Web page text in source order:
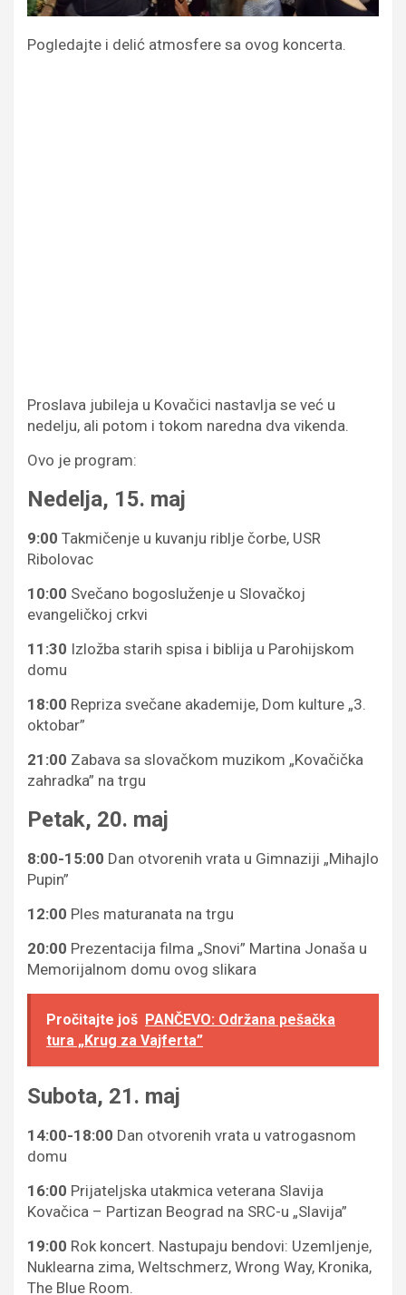
Pogledajte i delić atmosfere sa ovog koncerta.
Proslava jubileja u Kovačici nastavlja se već u
nedelju, ali potom i tokom naredna dva vikenda.
Ovo je program:
Nedelja, 15. maj
9:00 Takmičenje u kuvanju riblje čorbe, USR
Ribolovac
10:00 Svečano bogosluženje u Slovačkoj
evangeličkoj crkvi
11:30 Izložba starih spisa i biblija u Parohijskom
domu
18:00 Repriza svečane akademije, Dom kulture „3.
oktobar”
21:00 Zabava sa slovačkom muzikom „Kovačička
zahradka” na trgu
Petak, 20. maj
8:00-15:00 Dan otvorenih vrata u Gimnaziji „Mihajlo
Pupin”
12:00 Ples maturanata na trgu
20:00 Prezentacija filma „Snovi” Martina Jonaša u
Memorijalnom domu ovog slikara
Pročitajte još PANČEVO: Održana pešačka
tura „Krug za Vajferta”
Subota, 21. maj
14:00-18:00 Dan otvorenih vrata u vatrogasnom
domu
16:00 Prijateljska utakmica veterana Slavija
Kovačica – Partizan Beograd na SRC-u „Slavija”
19:00 Rok koncert. Nastupaju bendovi: Uzemljenje,
Nuklearna zima, Weltschmerz, Wrong Way, Kronika,
The Blue Room.